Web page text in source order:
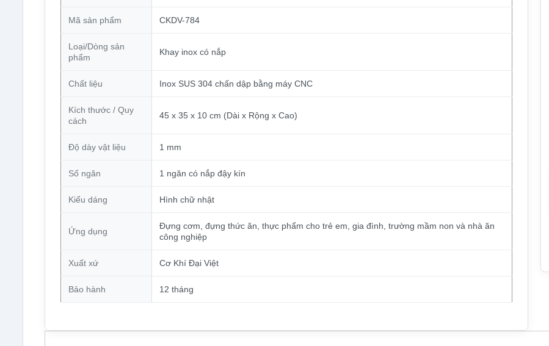
Mã sản phẩm CKDV-784
Loại/Dòng sản
phẩm
Khay inox có nắp
Chất liệu Inox SUS 304 chấn dập bằng máy CNC
Kích thước / Quy
cách
45 x 35 x 10 cm (Dài x Rộng x Cao)
Độ dày vật liệu 1 mm
Số ngăn 1 ngăn có nắp đậy kín
Kiểu dáng Hình chữ nhật
Ứng dụng
Đựng cơm, đựng thức ăn, thực phẩm cho trẻ em, gia đình, trường mầm non và nhà ăn
công nghiệp
Xuất xứ Cơ Khí Đại Việt
Bảo hành 12 tháng